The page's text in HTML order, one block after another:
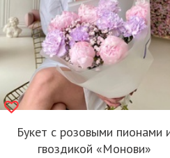
Букет с розовыми пионами
гвоздикой «Монови»